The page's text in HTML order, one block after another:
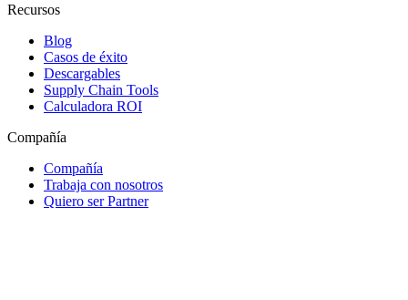
Recursos
Blog
Casos de éxito
Descargables
Supply Chain Tools
Calculadora ROI
Compañía
Compañía
Trabaja con nosotros
Quiero ser Partner